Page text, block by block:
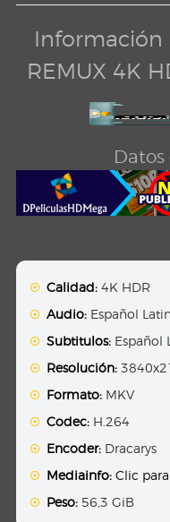
Información
REMUX 4K
Calidad: 4K HDR
Audio: Español
Subtitulos: Español
Resolución:
Formato: MKV
Codec: H.264
Encoder: Dracarys
Mediainfo: Clic
Peso: 56,3 GiB